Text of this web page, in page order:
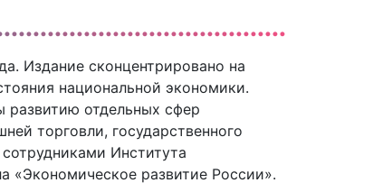
Издание сконцентрировано на
национальной экономики.
развитию отдельных сфер
торговли, государственного
Института
«Экономическое развитие России».